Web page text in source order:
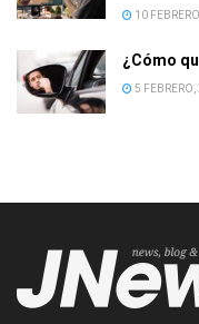
10
¿Cómo
5